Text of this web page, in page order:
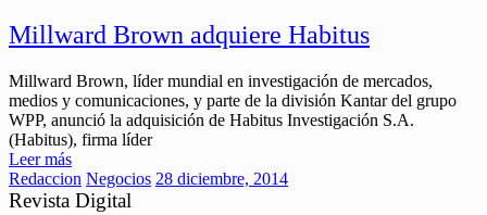
Millward Brown adquiere Habitus
Millward Brown, líder mundial en investigación de mercados,
medios y comunicaciones, y parte de la división Kantar del grupo
WPP, anunció la adquisición de Habitus Investigación S.A.
(Habitus), firma líder
Leer más
Redaccion Negocios 28 diciembre, 2014
Revista Digital